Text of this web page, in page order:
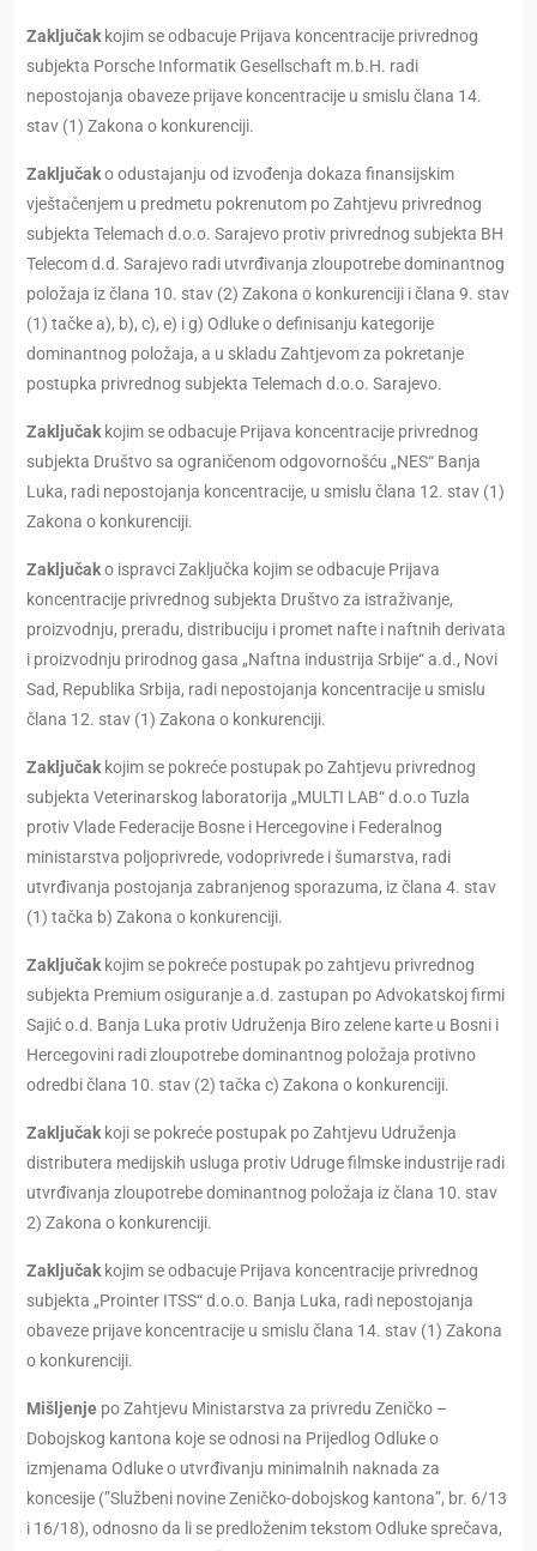
Zaključak kojim se odbacuje Prijava koncentracije privrednog
subjekta Porsche Informatik Gesellschaft m.b.H. radi
nepostojanja obaveze prijave koncentracije u smislu člana 14.
stav (1) Zakona o konkurenciji.
Zaključako odustajanju od izvođenja dokaza finansijskim
vještačenjem u predmetu pokrenutom po Zahtjevu privrednog
subjekta Telemach d.o.o. Sarajevo protiv privrednog subjekta BH
Telecom d.d. Sarajevo radi utvrđivanja zloupotrebe dominantnog
položaja iz člana 10. stav (2) Zakona o konkurenciji i člana 9. stav
(1) tačke a), b), c), e) i g) Odluke o definisanju kategorije
dominantnog položaja, a u skladu Zahtjevom za pokretanje
postupka privrednog subjekta Telemach d.o.o. Sarajevo.
Zaključak kojim se odbacuje Prijava koncentracije privrednog
subjekta Društvo sa ograničenom odgovornošću „NES“ Banja
Luka, radi nepostojanja koncentracije, u smislu člana 12. stav (1)
Zakona o konkurenciji.
Zaključako ispravci Zaključka kojim se odbacuje Prijava
koncentracije privrednog subjekta Društvo za istraživanje,
proizvodnju, preradu, distribuciju i promet nafte i naftnih derivata
i proizvodnju prirodnog gasa „Naftna industrija Srbije“ a.d., Novi
Sad, Republika Srbija, radi nepostojanja koncentracije u smislu
člana 12. stav (1) Zakona o konkurenciji.
Zaključak kojim se pоkrеćе postupak pо Zahtjevu privrednog
subjekta Veterinarskog laboratorija „MULTI LAB“ d.o.o Tuzla
protiv Vlade Federacije Bosne i Hercegovine i Federalnog
ministarstva poljoprivrede, vodoprivrede i šumarstva, radi
utvrđivanja postojanja zabranjenog sporazuma, iz člana 4. stav
(1) tačka b) Zakona o konkurenciji.
Zaključak kojim se pokreće postupak po zahtjevu privrednog
subjekta Premium osiguranje a.d. zastupan po Advokatskoj firmi
Sajić o.d. Banja Luka protiv Udruženja Biro zelene karte u Bosni i
Hercegovini radi zloupotrebe dominantnog položaja protivno
odredbi člana 10. stav (2) tačka c) Zakona o konkurenciji.
Zaključak koji se pokreće postupak po Zahtjevu Udruženja
distributera medijskih usluga protiv Udruge filmske industrije radi
utvrđivanja zloupotrebe dominantnog položaja iz člana 10. stav
2) Zakona o konkurenciji.
Zaključak kojim se odbacuje Prijava koncentracije privrednog
subjekta „Prointer ITSS“ d.o.o. Banja Luka, radi nepostojanja
obaveze prijave koncentracije u smislu člana 14. stav (1) Zakona
o konkurenciji.
Mišljenje po Zahtjevu Ministarstva za privredu Zeničko –
Dobojskog kantona koje se odnosi na Prijedlog Odluke o
izmjenama Odluke o utvrđivanju minimalnih naknada za
koncesije (”Službeni novine Zeničko-dobojskog kantona”, br. 6/13
i 16/18), odnosno da li se predloženim tekstom Odluke sprečava,